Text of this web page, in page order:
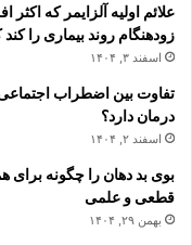
علائم اولیه آلزایمر که
زودهنگام روند بیماری را کند
اسفند ۳, ۱۴۰۴
تفاوت بین اضطراب
درمان دارد؟
اسفند ۲, ۱۴۰۴
قطعی و علمی
بهمن ۲۹, ۱۴۰۴